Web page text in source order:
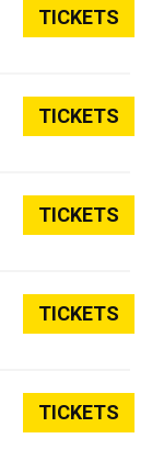
TICKETS
TICKETS
TICKETS
TICKETS
TICKETS